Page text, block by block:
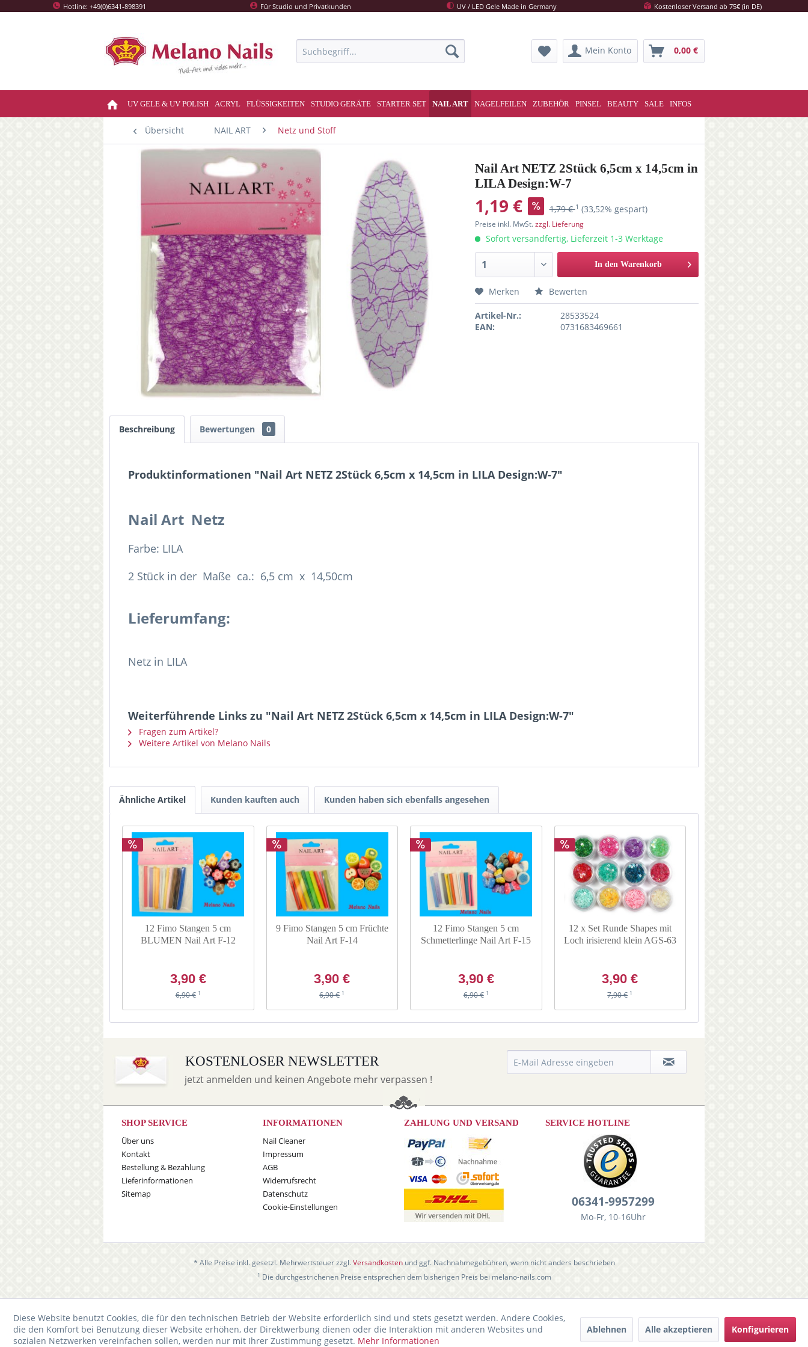
Hotline: +49(0)6341-898391 Für Studio und Privatkunden UV / LED Gele Made in Germany Kostenloser Versand ab 75€ (in DE)
Mein Konto 0,00 €
UV GELE & UV POLISH ACRYL FLÜSSIGKEITEN STUDIO GERÄTE STARTER SET NAIL ART NAGELFEILEN ZUBEHÖR PINSEL BEAUTY SALE INFOS
Übersicht NAIL ART Netz und Stoff
Nail Art NETZ 2Stück 6,5cm x 14,5cm in
LILA Design:W-7
1,19 € 1,79 €1 (33,52% gespart)
Preise inkl. MwSt.zzgl. Lieferung
Sofort versandfertig, Lieferzeit 1-3 Werktage
In den Warenkorb
Merken Bewerten
Artikel-Nr.:
28533524
EAN:
0731683469661
Beschreibung Bewertungen 0
Produktinformationen "Nail Art NETZ 2Stück 6,5cm x 14,5cm in LILA Design:W-7"
Nail Art Netz
Farbe: LILA
2 Stück in der Maße ca.: 6,5 cm x 14,50cm
Lieferumfang:
Netz in LILA
Weiterführende Links zu "Nail Art NETZ 2Stück 6,5cm x 14,5cm in LILA Design:W-7"
Fragen zum Artikel?
Weitere Artikel von Melano Nails
Ähnliche Artikel Kunden kauften auch Kunden haben sich ebenfalls angesehen
12 Fimo Stangen 5 cm
BLUMEN Nail Art F-12
3,90 €
6,90 € 1
9 Fimo Stangen 5 cm Früchte
Nail Art F-14
3,90 €
6,90 € 1
12 Fimo Stangen 5 cm
Schmetterlinge Nail Art F-15
3,90 €
6,90 € 1
12 x Set Runde Shapes mit
Loch irisierend klein AGS-63
3,90 €
7,90 € 1
KOSTENLOSER NEWSLETTER
jetzt anmelden und keinen Angebote mehr verpassen !
SHOP SERVICE
Über uns
Kontakt
Bestellung & Bezahlung
Lieferinformationen
Sitemap
INFORMATIONEN
Nail Cleaner
Impressum
AGB
Widerrufsrecht
Datenschutz
Cookie-Einstellungen
ZAHLUNG UND VERSAND SERVICE HOTLINE
06341-9957299
Mo-Fr, 10-16Uhr
* Alle Preise inkl. gesetzl. Mehrwertsteuer zzgl.Versandkostenund ggf. Nachnahmegebühren, wenn nicht anders beschrieben
1 Die durchgestrichenen Preise entsprechen dem bisherigen Preis bei melano-nails.com
Diese Website benutzt Cookies, die für den technischen Betrieb der Website erforderlich sind und stets gesetzt werden. Andere Cookies,
die den Komfort bei Benutzung dieser Website erhöhen, der Direktwerbung dienen oder die Interaktion mit anderen Websites und
sozialen Netzwerken vereinfachen sollen, werden nur mit Ihrer Zustimmung gesetzt. Mehr Informationen
Ablehnen Alle akzeptieren Konfigurieren